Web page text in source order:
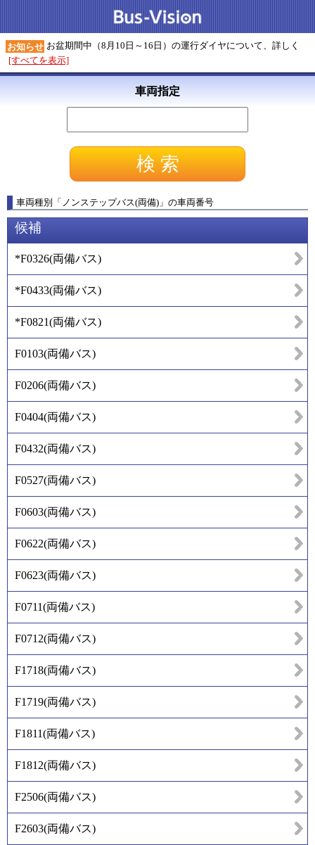
お知らせ お盆期間中（8月10日～16日）の運行ダイヤについて、詳しく
[すべてを表示]
車両指定
車両種別 「 ノンステップバス(両備) 」 の車両番号
候補
*F0326(両備バス)
*F0433(両備バス)
*F0821(両備バス)
F0103(両備バス)
F0206(両備バス)
F0404(両備バス)
F0432(両備バス)
F0527(両備バス)
F0603(両備バス)
F0622(両備バス)
F0623(両備バス)
F0711(両備バス)
F0712(両備バス)
F1718(両備バス)
F1719(両備バス)
F1811(両備バス)
F1812(両備バス)
F2506(両備バス)
F2603(両備バス)